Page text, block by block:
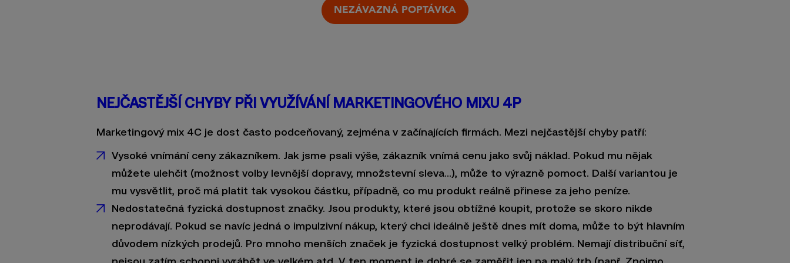
NEZÁVAZNÁ POPTÁVKA
NEJČASTĚJŠÍ CHYBY PŘI VYUŽÍVÁNÍ MARKETINGOVÉHO MIXU 4P
Marketingový mix 4C je dost často podceňovaný, zejména v začínajících firmách. Mezi nejčastější chyby patří:
Vysoké vnímání ceny zákazníkem. Jak jsme psali výše, zákazník vnímá cenu jako svůj náklad. Pokud mu nějak
můžete ulehčit (možnost volby levnější dopravy, množstevní sleva...), může to výrazně pomoct. Další variantou je
mu vysvětlit, proč má platit tak vysokou částku, případně, co mu produkt reálně přinese za jeho peníze.
Nedostatečná fyzická dostupnost značky. Jsou produkty, které jsou obtížné koupit, protože se skoro nikde
neprodávají. Pokud se navíc jedná o impulzivní nákup, který chci ideálně ještě dnes mít doma, může to být hlavním
důvodem nízkých prodejů. Pro mnoho menších značek je fyzická dostupnost velký problém. Nemají distribuční síť,